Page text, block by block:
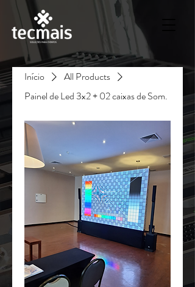
Início
All Products
Painel de Led 3x2 + 02 caixas de Som.